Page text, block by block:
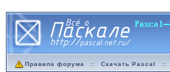
Правила форума :: Скачать Pascal ::